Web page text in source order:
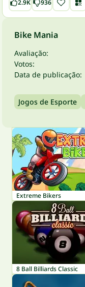
2.9K 936
Bike Mania
Avaliação:
Votos:
Data de publicação:
Jogos de Esporte
Extreme Bikers
8 Ball Billiards Classic